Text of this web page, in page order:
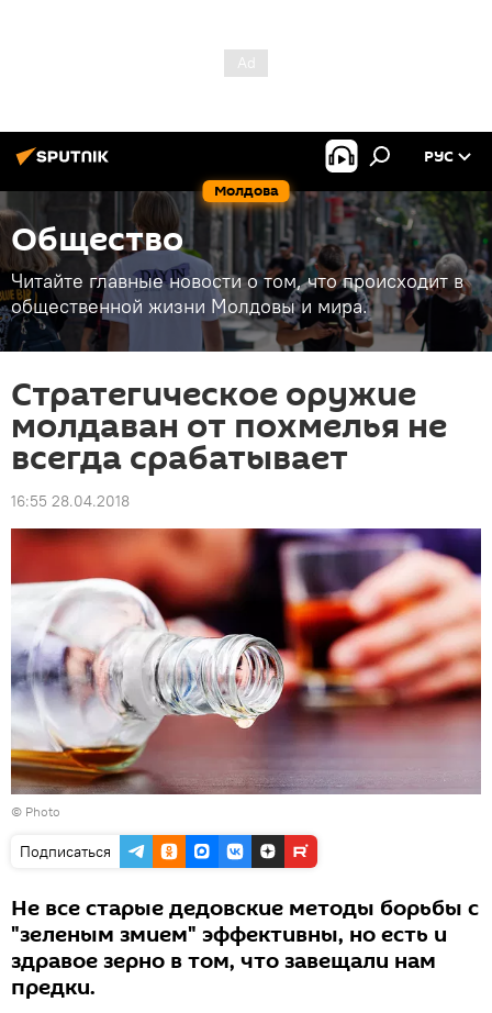
Молдова
РУС
Общество
Читайте главные новости о том, что происходит в
общественной жизни Молдовы и мира.
Стратегическое оружие
молдаван от похмелья не
всегда срабатывает
16:55 28.04.2018
© Photo
Подписаться
Не все старые дедовские методы борьбы с
"зеленым змием" эффективны, но есть и
здравое зерно в том, что завещали нам
предки.